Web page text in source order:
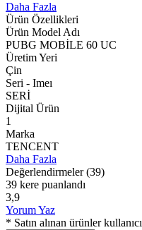
Daha Fazla
Ürün Özellikleri
Ürün Model Adı
PUBG MOBİLE 60 UC
Üretim Yeri
Çin
Seri - Imeı
SERİ
Dijital Ürün
1
Marka
TENCENT
Daha Fazla
Değerlendirmeler (39)
39 kere puanlandı
3,9
Yorum Yaz
* Satın alınan ürünler